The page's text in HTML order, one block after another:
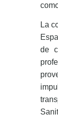
La
de